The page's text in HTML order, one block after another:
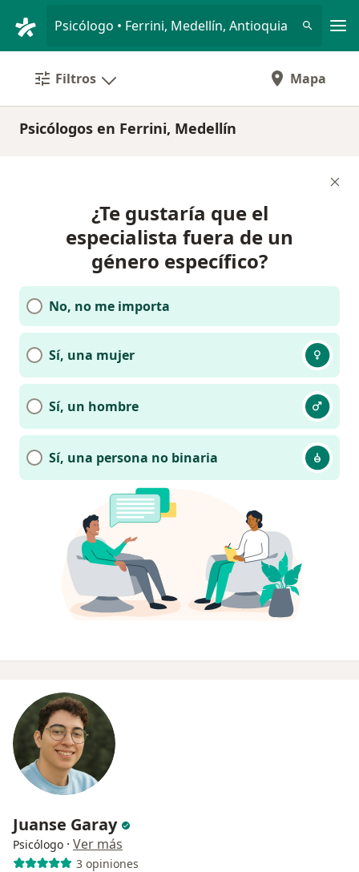
Psicólogo • Ferrini, Medellín, Antioquia
Filtros Mapa
Psicólogos en Ferrini, Medellín
¿Te gustaría que el
especialista fuera de un
género específico?
No, no me importa
Sí, una mujer
Sí, un hombre
Sí, una persona no binaria
Juanse Garay
Psicólogo · Ver más
3 opiniones